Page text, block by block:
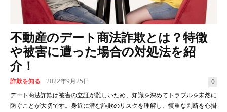
不動産のデート商法詐欺とは？特徴
や被害に遭った場合の対処法を紹
介！
詐欺を知る 2022年9月25日 0
デート商法詐欺は被害の立証が難しいため、知識を深めてトラブルを未然に
防ぐことが大切です。身近に潜む詐欺のリスクを理解し、慎重な判断を心掛